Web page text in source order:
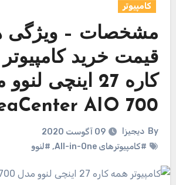
کامپیوتر
مشخصات – ویژگی
قیمت خرید
کاره 27 اینچی
AIO 700
By دیجیزا
09 آگوست 2020
#کامپیوترهای All-in-One
, #لنوو